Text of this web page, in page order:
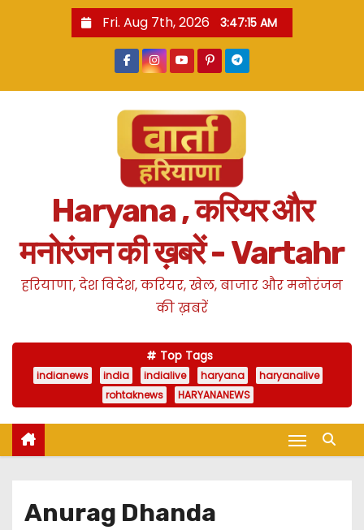
Fri. Aug 7th, 2026 3:47:16 AM
Haryana , करियर और
मनोरंजन की ख़बरें - Vartahr
हरियाणा, देश विदेश, करियर, खेल, बाजार और मनोरंजन
की ख़बरें
Top Tags
indianews india indialive haryana
haryanalive
rohtaknews
HARYANANEWS
Anurag Dhanda